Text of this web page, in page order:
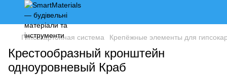
Гипсокартонная система Крепёжные элементы для
Крестообразный кронштейн
одноуровневый Краб